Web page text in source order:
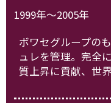
1999年～2005年
ボワセグループの
ュレを管理。完全
質上昇に貢献、世